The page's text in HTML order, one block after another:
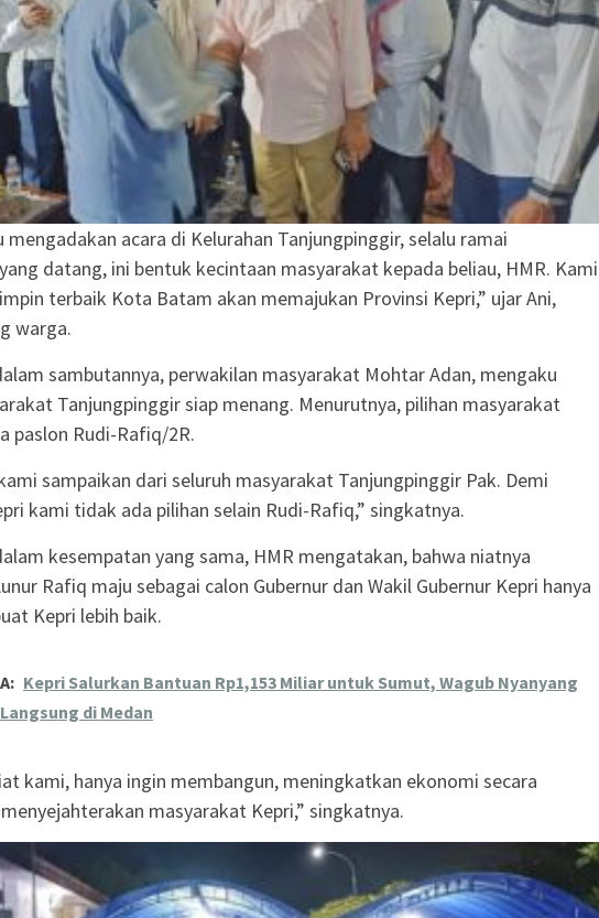
mengadakan acara di Kelurahan Tanjungpinggir, selalu ramai
datang, ini bentuk kecintaan masyarakat kepada beliau, HMR. Kami
terbaik Kota Batam akan memajukan Provinsi Kepri,” ujar Ani,
warga.
sambutannya, perwakilan masyarakat Mohtar Adan, mengaku
Tanjungpinggir siap menang. Menurutnya, pilihan masyarakat
paslon Rudi-Rafiq/2R.
sampaikan dari seluruh masyarakat Tanjungpinggir Pak. Demi
kami tidak ada pilihan selain Rudi-Rafiq,” singkatnya.
kesempatan yang sama, HMR mengatakan, bahwa niatnya
Rafiq maju sebagai calon Gubernur dan Wakil Gubernur Kepri hanya
Kepri lebih baik.
Kepri Salurkan Bantuan Rp1,153 Miliar untuk Sumut, Wagub Nyanyang
di Medan
kami, hanya ingin membangun, meningkatkan ekonomi secara
masyarakat Kepri,” singkatnya.